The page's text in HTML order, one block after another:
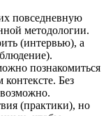
повседневную
методологии.
(интервью), а
познакомиться
Без
(практики), но